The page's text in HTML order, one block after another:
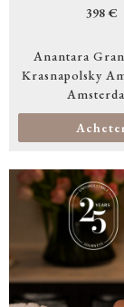
398 €
Anantara
Krasnapolsky
Image